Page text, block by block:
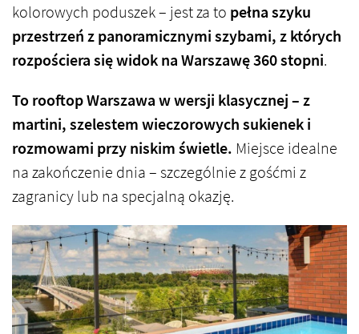
kolorowych poduszek – jest za to pełna szyku
przestrzeń z panoramicznymi szybami, z których
rozpościera się widok na Warszawę 360 stopni.
To rooftop Warszawa w wersji klasycznej – z
martini, szelestem wieczorowych sukienek i
rozmowami przy niskim świetle. Miejsce idealne
na zakończenie dnia – szczególnie z gośćmi z
zagranicy lub na specjalną okazję.